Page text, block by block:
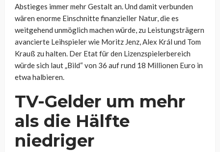
Abstieges immer mehr Gestalt an. Und damit verbunden
wären enorme Einschnitte finanzieller Natur, die es
weitgehend unmöglich machen würde, zu Leistungsträgern
avancierte Leihspieler wie Moritz Jenz, Alex Král und Tom
Krauß zu halten. Der Etat für den Lizenzspielerbereich
würde sich laut „Bild“ von 36 auf rund 18 Millionen Euro in
etwa halbieren.
TV-Gelder um mehr
als die Hälfte
niedriger